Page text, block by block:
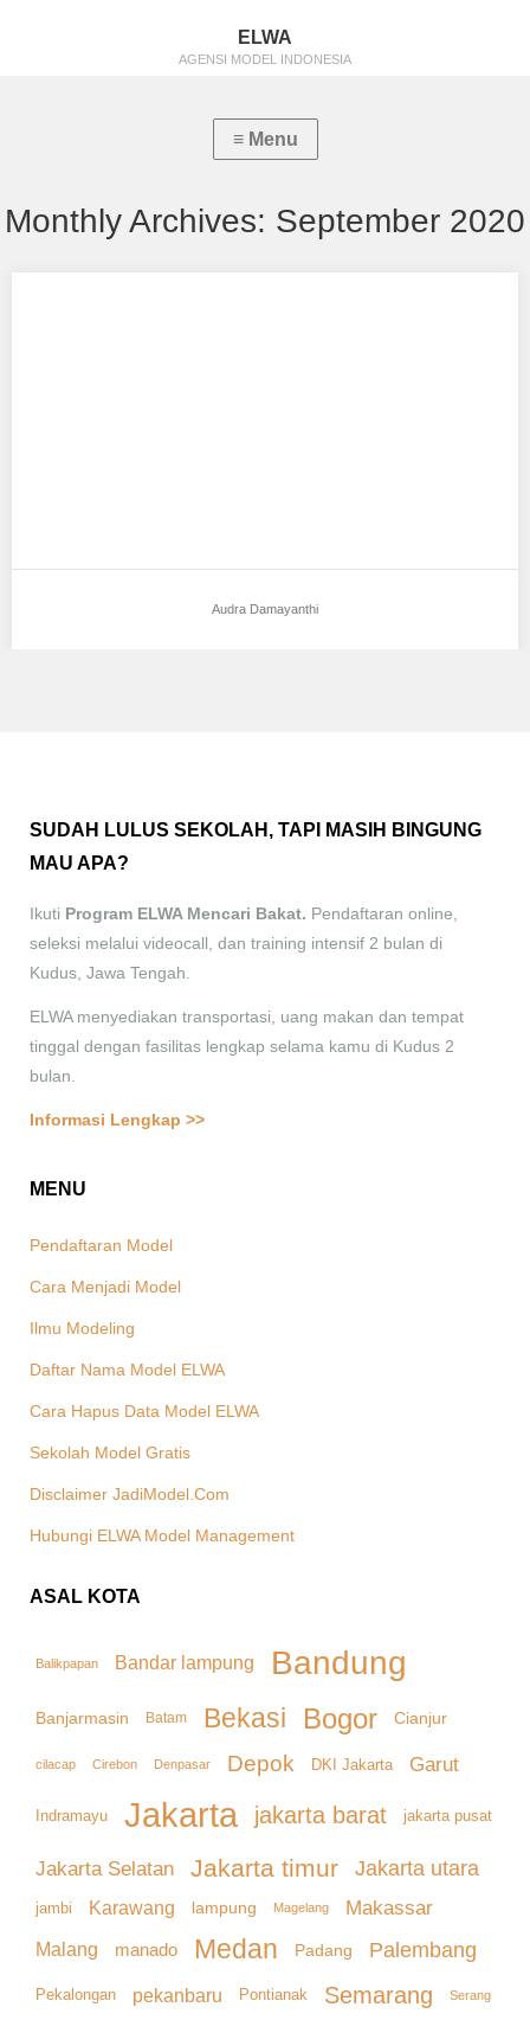
ELWA
AGENSI MODEL INDONESIA
Monthly Archives: September 2020
Audra Damayanthi
SUDAH LULUS SEKOLAH, TAPI MASIH BINGUNG
MAU APA?
Ikuti Program ELWA Mencari Bakat. Pendaftaran online,
seleksi melalui videocall, dan training intensif 2 bulan di
Kudus, Jawa Tengah.
ELWA menyediakan transportasi, uang makan dan tempat
tinggal dengan fasilitas lengkap selama kamu di Kudus 2
bulan.
Informasi Lengkap >>
MENU
Pendaftaran Model
Cara Menjadi Model
Ilmu Modeling
Daftar Nama Model ELWA
Cara Hapus Data Model ELWA
Sekolah Model Gratis
Disclaimer JadiModel.Com
Hubungi ELWA Model Management
ASAL KOTA
Balikpapan Bandar lampung Bandung
Banjarmasin Batam Bekasi Bogor Cianjur
cilacap Cirebon Denpasar Depok DKI Jakarta Garut
Indramayu Jakarta jakarta barat jakarta pusat
Jakarta Selatan Jakarta timur Jakarta utara
jambi Karawang lampung Magelang Makassar
Malang manado Medan Padang Palembang
Pekalongan pekanbaru Pontianak Semarang Serang